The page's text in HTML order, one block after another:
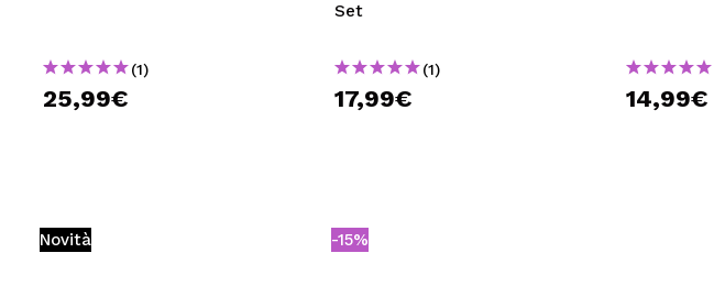
(1)
25,99€
Set
(1)
17,99€ 14,99€
Novità -15%